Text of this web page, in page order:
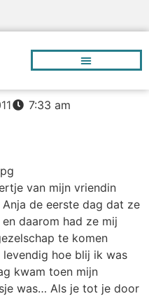
7:33 am
van mijn vriendin
de eerste dag dat ze
daarom had ze mij
te komen
levendig hoe blij ik was
kwam toen mijn
was… Als je tot je door